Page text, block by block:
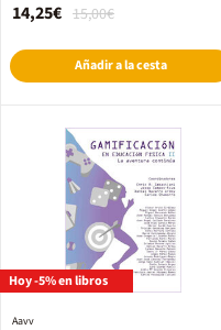
aula a la hibridación
de modelos
pedagógicos y la
15,00€
14,25€
Añadir a la cesta
Hoy -5% en libros
Aavv